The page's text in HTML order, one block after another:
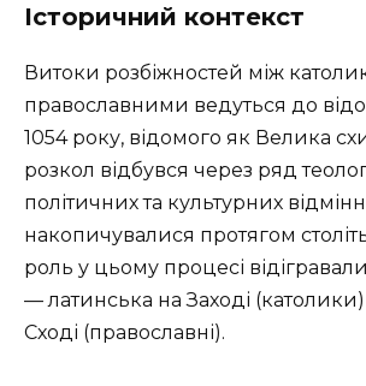
Історичний контекст
Витоки розбіжностей між
православними ведуться до
1054 року, відомого як Велика
розкол відбувся через ряд
політичних та культурних
накопичувалися протягом
роль у цьому процесі
— латинська на Заході (католики)
Сході (православні).